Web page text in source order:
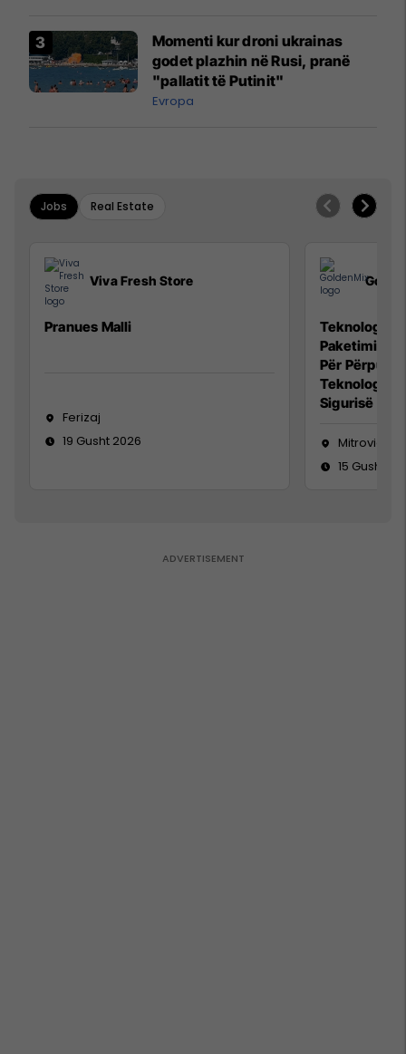
Momenti kur droni ukrainas
godet plazhin në Rusi, pranë
"pallatit të Putinit"
Evropa
Jobs Real Estate
Viva Fresh Store
Pranues Malli
Ferizaj
19 Gusht 2026
Teknolog/e
Paketimin e
Për
Teknolog/e
Sigurisë së
Mitrovicë
15 Gusht